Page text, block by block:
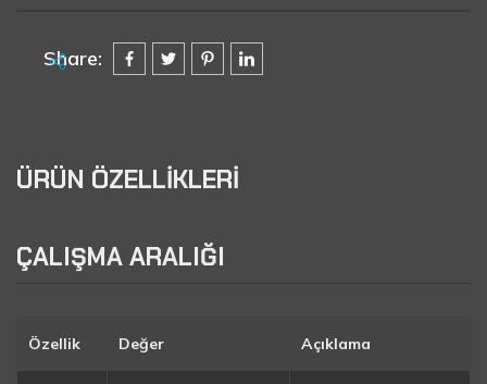
Share:
ÜRÜN ÖZELLİKLERİ
ÇALIŞMA ARALIĞI
Özellik Değer Açıklama